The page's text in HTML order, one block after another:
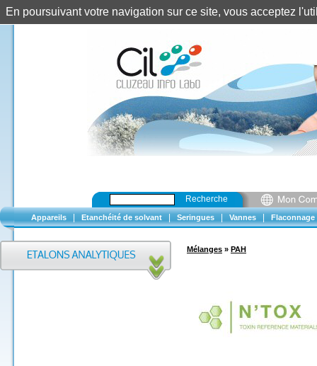
Recherche
Appareils Etanchéité de solvant Seringues Vannes Flaconnage
Mélanges » PAH
En poursuivant votre navigation sur ce site, vous acceptez